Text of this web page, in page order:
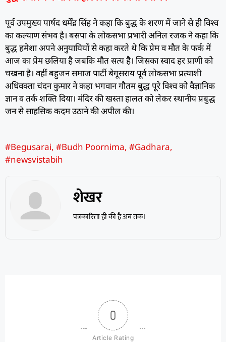
पूर्व उपमुख्य पार्षद धर्मेंद्र सिंह ने कहा कि बुद्ध के शरण में जाने से ही विश्व
का कल्याण संभव है। बसपा के लोकसभा प्रभारी अनिल रजक ने कहा कि
बुद्ध हमेशा अपने अनुयायियों से कहा करते थे कि प्रेम व मौत के फर्क में
आज का प्रेम छलिया है जबकि मौत सत्य हैै। जिसका स्वाद हर प्राणी को
चखना है। वहीं बहुजन समाज पार्टी बेगूसराय पूर्व लोकसभा प्रत्याशी
अधिवक्ता चंदन कुमार ने कहा भगवान गौतम बुद्ध पूरे विश्व को वैज्ञानिक
ज्ञान व तर्क शक्ति दिया। मंदिर की खस्ता हालत को लेकर स्थानीय प्रबुद्ध
जन से साहसिक कदम उठाने की अपील की।
#Begusarai, #Budh Poornima, #Gadhara,
#newsvistabih
शेखर
पत्रकारिता ही की है अब तक।
0
Article Rating